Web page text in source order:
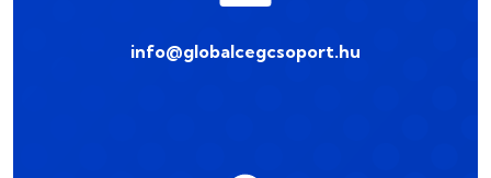
info@globalcegcsoport.hu